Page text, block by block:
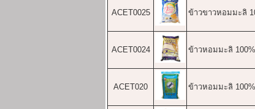
ACET0025 ข้าวขาวหอมมะลิ
ACET0024 ข้าวหอมมะลิ
ACET020 ข้าวหอมมะลิ